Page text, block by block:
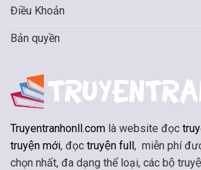
Điều Khoản
Bản quyền
Truyentranhonll.com là website đọc
truyện mới, đọc truyện full , miễn phí
chọn nhất, đa dạng thể loại, các bộ